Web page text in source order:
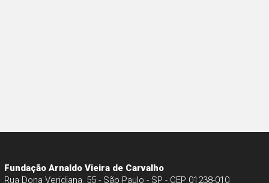
Fundação Arnaldo Vieira de Carvalho
Rua Dona Veridiana, 55 - São Paulo - SP - CEP 01238-010